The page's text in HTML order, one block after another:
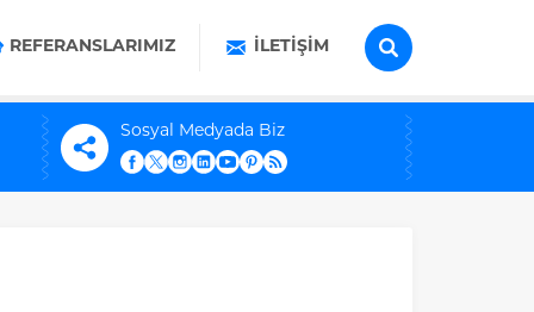
REFERANSLARIMIZ İLETIŞIM
Sosyal Medyada Biz